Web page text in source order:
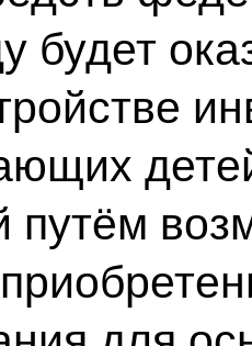
будет
путём